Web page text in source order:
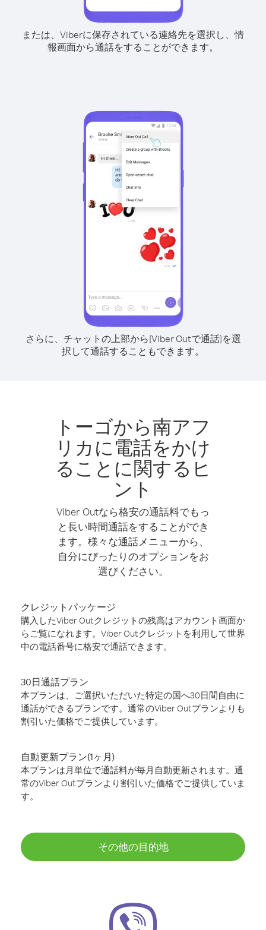
または、Viberに保存されている連絡先を選択し、情
報画面から通話をすることができます。
さらに、チャットの上部から[Viber Outで通話]を選
択して通話することもできます。
トーゴから南アフ
リカに電話をかけ
ることに関するヒ
ント
Viber Outなら格安の通話料でもっ
と長い時間通話をすることができ
ます。様々な通話メニューから、
自分にぴったりのオプションをお
選びください。
クレジットパッケージ
購入したViber Outクレジットの残高はアカウント画面か
らご覧になれます。Viber Outクレジットを利用して世界
中の電話番号に格安で通話できます。
30日通話プラン
本プランは、ご選択いただいた特定の国へ30日間自由に
通話ができるプランです。通常のViber Outプランよりも
割引いた価格でご提供しています。
自動更新プラン(1ヶ月)
本プランは月単位で通話料が毎月自動更新されます。通
常のViber Outプランより割引いた価格でご提供していま
す。
その他の目的地